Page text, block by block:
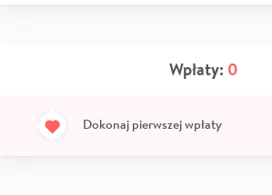
Wpłaty: 0
Dokonaj pierwszej wpłaty